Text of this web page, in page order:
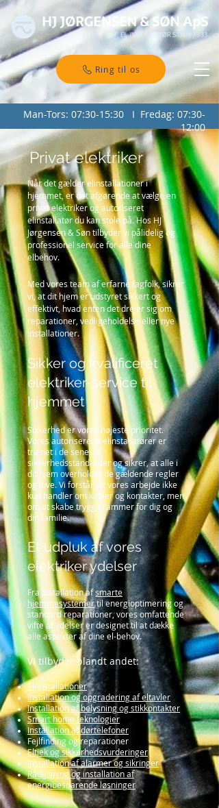
Man-Tors: 07:30-15:30 I Fredag: 07:30-
12:00
Ring til os
Privat elektriker
Når det gælder elinstallationer i
hjemmet, er det afgørende at vælge en
privat elektriker og autoriseret
elinstallatør du kan stole på. Hos HJ
Jørgensen & Søn tilbyder vi pålidelig og
professionel service for alle dine
elbehov.
Med vores team af erfarne fagfolk, sikrer
vi, at dit hjem er udstyret sikkert og
effektivt, hvad enten det drejer sig om
reparationer, vedligeholdelse eller nye
installationer.
Sikker og kvalificeret
elektriker-service til
hjemmet
Sikkerhed er vores højeste prioritet.
Vores autoriserede elinstallatører er
trænet i de seneste
sikkerhedsstandarder og sikrer, at alle i
dit hjem overholder de gældende regler
og love. Vi forstår, at vores arbejde ikke
kun handler om kabler og kontakter, men
om at skabe trygge rammer for dig og
din familie.
Et udpluk af vores
elektriker ydelser
Fra installation afsmarte
hjemmesystemertil energioptimering og
standard reparationer, vores omfattende
vifte af ydelser er designet til at dække
alle aspekter af dine el-behov.
Vi tilbyder blandt andet:
El-installationer
Installation og opgradering af eltavler
Installation af belysning og stikkontakter
Smart home teknologier
Installation af dørtelefoner
Fejlfinding og reparationer
Eltjek og sikkerhedsvurderinger
Installation af alarmer og sikringer
Rådgivning og installation af
energibesparende løsninger